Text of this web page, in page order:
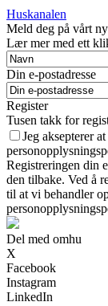
Huskanalen
Meld deg på vårt
Lær mer med ett
Din e-postadresse
Register
Tusen takk for
Jeg aksepterer
Registreringen din
den tilbake. Ved å
til at vi behandler
Del med omhu
X
Facebook
Instagram
LinkedIn